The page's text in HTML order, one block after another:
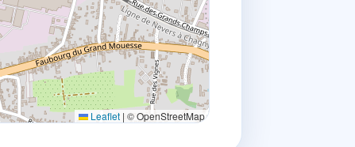
Leaflet | © OpenStreetMap